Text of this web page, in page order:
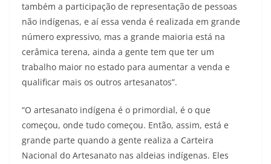
também a participação de representação de pessoas
não indígenas, e aí essa venda é realizada em grande
número expressivo, mas a grande maioria está na
cerâmica terena, ainda a gente tem que ter um
trabalho maior no estado para aumentar a venda e
qualificar mais os outros artesanatos”.
“O artesanato indígena é o primordial, é o que
começou, onde tudo começou. Então, assim, está e
grande parte quando a gente realiza a Carteira
Nacional do Artesanato nas aldeias indígenas. Eles